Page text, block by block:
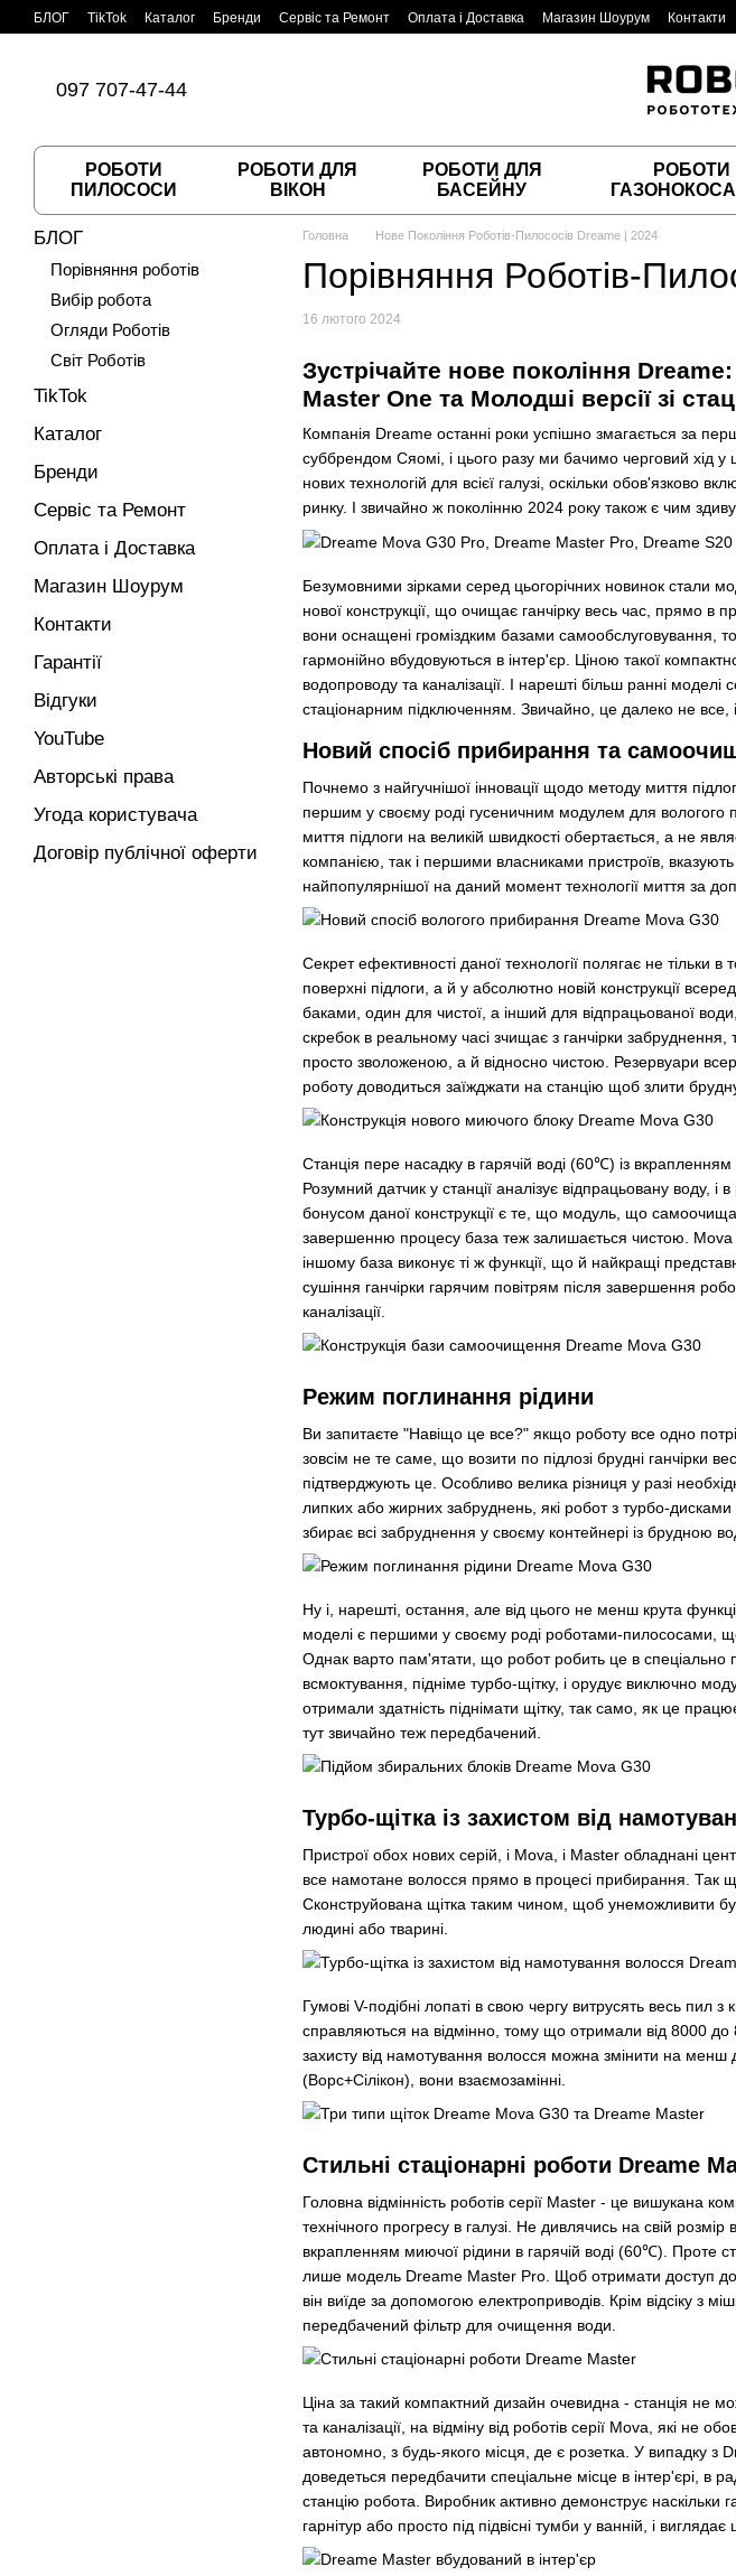
Перейти до основного контенту
БЛОГ TikTok Каталог Бренди Сервіс та Ремонт Оплата і Доставка Магазин Шоурум Контакти
097 707-47-44
РОБОТИ
ПИЛОСОСИ
РОБОТИ ДЛЯ
ВІКОН
РОБОТИ ДЛЯ
БАСЕЙНУ
РОБОТИ
Головна Нове Покоління Роботів-Пилососів Dreame | 2024
Порівняння Роботів-
16 лютого 2024
Зустрічайте нове покоління
Master One та Молодші версії зі
Компанія Dreame останні роки успішно змагається за
суббрендом Сяомі, і цього разу ми бачимо черговий хід у
нових технологій для всієї галузі, оскільки обов'язково
ринку. І звичайно ж поколінню 2024 року також є чим
Безумовними зірками серед цьогорічних новинок стали
нової конструкції, що очищає ганчірку весь час, прямо
вони оснащені громіздким базами самообслуговування,
гармонійно вбудовуються в інтер'єр. Ціною такої
водопроводу та каналізації. І нарешті більш ранні моделі
стаціонарним підключенням. Звичайно, це далеко не все,
Новий спосіб прибирання та
Почнемо з найгучнішої інновації щодо методу миття
першим у своєму роді гусеничним модулем для
миття підлоги на великій швидкості обертається, а не
компанією, так і першими власниками пристроїв,
найпопулярнішої на даний момент технології миття за
Секрет ефективності даної технології полягає не
поверхні підлоги, а й у абсолютно новій конструкції
баками, один для чистої, а інший для відпрацьованої
скребок в реальному часі зчищає з ганчірки
просто зволоженою, а й відносно чистою. Резервуари
роботу доводиться заїжджати на станцію щоб злити
Станція пере насадку в гарячій воді (60℃) із
Розумний датчик у станції аналізує відпрацьовану
бонусом даної конструкції є те, що модуль, що
завершенню процесу база теж залишається чистою. Mova
іншому база виконує ті ж функції, що й найкращі
сушіння ганчірки гарячим повітрям після завершення
каналізації.
Режим поглинання рідини
Ви запитаєте "Навіщо це все?" якщо роботу все одно
зовсім не те саме, що возити по підлозі брудні ганчірки
підтверджують це. Особливо велика різниця у разі
липких або жирних забруднень, які робот з турбо-
збирає всі забруднення у своєму контейнері із
Ну і, нарешті, остання, але від цього не менш крута
моделі є першими у своєму роді роботами-пилососами, що
Однак варто пам'ятати, що робот робить це в спеціально
всмоктування, підніме турбо-щітку, і орудує виключно
отримали здатність піднімати щітку, так само, як це
тут звичайно теж передбачений.
Турбо-щітка із захистом від
Пристрої обох нових серій, і Mova, і Master обладнані
все намотане волосся прямо в процесі прибирання. Так
Сконструйована щітка таким чином, щоб унеможливити
людині або тварині.
Гумові V-подібні лопаті в свою чергу витрусять весь пил
справляються на відмінно, тому що отримали від 8000
захисту від намотування волосся можна змінити на менш
(Ворс+Сілікон), вони взаємозамінні.
Стильні стаціонарні роботи Dreame
Головна відмінність роботів серії Master - це
технічного прогресу в галузі. Не дивлячись на свій
вкрапленням миючої рідини в гарячій воді (60℃). Проте
лише модель Dreame Master Pro. Щоб отримати доступ до
він виїде за допомогою електроприводів. Крім відсіку з
передбачений фільтр для очищення води.
Ціна за такий компактний дизайн очевидна - станція не
та каналізації, на відміну від роботів серії Mova, які не
автономно, з будь-якого місця, де є розетка. У випадку з
доведеться передбачити спеціальне місце в інтер'єрі, в
станцію робота. Виробник активно демонструє
гарнітур або просто під підвісні тумби у ванній, і виглядає
БЛОГ
Порівняння роботів
Вибір робота
Огляди Роботів
Світ Роботів
TikTok
Каталог
Бренди
Сервіс та Ремонт
Оплата і Доставка
Магазин Шоурум
Контакти
Гарантії
Відгуки
YouTube
Авторські права
Угода користувача
Договір публічної оферти